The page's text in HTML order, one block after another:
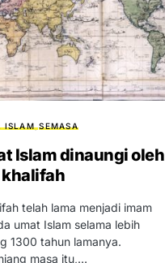
ISLAM SEMASA
Islam dinaungi oleh
khalifah
telah lama menjadi imam
umat Islam selama lebih
1300 tahun lamanya.
masa itu,…